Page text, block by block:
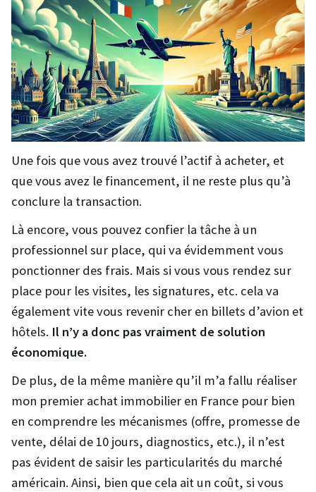
Une fois que vous avez trouvé l’actif à acheter, et
que vous avez le financement, il ne reste plus qu’à
conclure la transaction.
Là encore, vous pouvez confier la tâche à un
professionnel sur place, qui va évidemment vous
ponctionner des frais. Mais si vous vous rendez sur
place pour les visites, les signatures, etc. cela va
également vite vous revenir cher en billets d’avion et
hôtels. Il n’y a donc pas vraiment de solution
économique.
De plus, de la même manière qu’il m’a fallu réaliser
mon premier achat immobilier en France pour bien
en comprendre les mécanismes (offre, promesse de
vente, délai de 10 jours, diagnostics, etc.), il n’est
pas évident de saisir les particularités du marché
américain. Ainsi, bien que cela ait un coût, si vous